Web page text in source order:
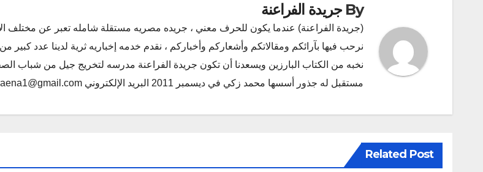
By جريدة الفراعنة
(جريدة الفراعنة) عندما يكون للحرف معني ، جريده مصريه مستقلة شامله تعبر عن مختلف
نرحب فيها بآرائكم ومقالاتكم وأشعاركم وأخباركم ، نقدم خدمه إخباريه ثرية لدينا عدد كبير
نخبه من الكتاب البارزين ويسعدنا أن تكون جريدة الفراعنة مدرسه لتخريج جيل من شباب
مستقبل له جذور أسسها محمد زكي في ديسمبر 2011 البريد الإلكتروني alfaraena1@gmail.com
Related Post